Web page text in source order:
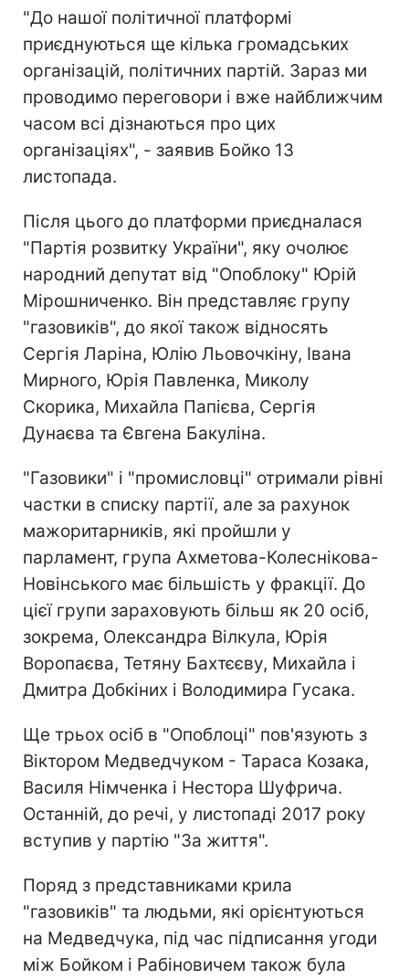
"До нашої політичної платформі
приєднуються ще кілька громадських
організацій, політичних партій. Зараз ми
проводимо переговори і вже найближчим
часом всі дізнаються про цих
організаціях", - заявив Бойко 13
листопада.
Після цього до платформи приєдналася
"Партія розвитку України", яку очолює
народний депутат від "Опоблоку" Юрій
Мірошниченко. Він представляє групу
"газовиків", до якої також відносять
Сергія Ларіна, Юлію Льовочкіну, Івана
Мирного, Юрія Павленка, Миколу
Скорика, Михайла Папієва, Сергія
Дунаєва та Євгена Бакуліна.
"Газовики" і "промисловці" отримали рівні
частки в списку партії, але за рахунок
мажоритарників, які пройшли у
парламент, група Ахметова-Колеснікова-
Новінського має більшість у фракції. До
цієї групи зараховують більш як 20 осіб,
зокрема, Олександра Вілкула, Юрія
Воропаєва, Тетяну Бахтєєву, Михайла і
Дмитра Добкіних і Володимира Гусака.
Ще трьох осіб в "Опоблоці" пов'язують з
Віктором Медведчуком - Тараса Козака,
Василя Німченка і Нестора Шуфрича.
Останній, до речі, у листопаді 2017 року
вступив у партію "За життя".
Поряд з представниками крила
"газовиків" та людьми, які орієнтуються
на Медведчука, під час підписання угоди
між Бойком і Рабіновичем також була